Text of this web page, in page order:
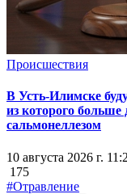
Происшествия
В Усть-Илимске
из которого больше
сальмонеллезом
10 августа 2026 г.
175
#Отравление